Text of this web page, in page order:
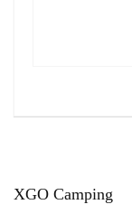
XGO Camping